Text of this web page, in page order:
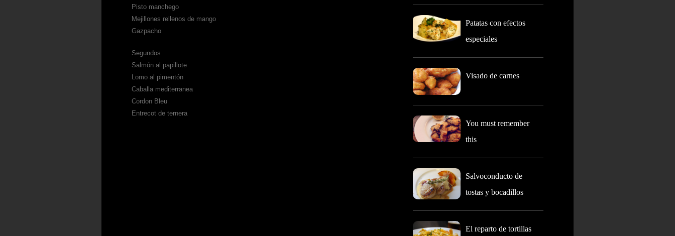
Pisto manchego
Mejillones rellenos de mango
Gazpacho
Segundos
Salmón al papillote
Lomo al pimentón
Caballa mediterranea
Cordon Bleu
Entrecot de ternera
Patatas con efectos
especiales
Visado de carnes
You must remember
this
Salvoconducto de
tostas y bocadillos
El reparto de tortillas